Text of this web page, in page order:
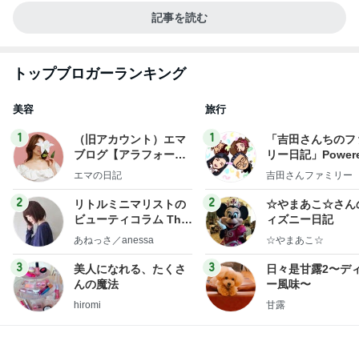
記事を読む
トップブロガーランキング
美容
1
（旧アカウント）エマ
ブログ【アラフォー会
社売却セカンドライ
エマの日記
2
リトルミニマリストの
ビューティコラム The
little minimalist's bea
あねっさ／anessa
3
美人になれる、たくさ
んの魔法
hiromi
旅行
1
「吉田さんちの
リー日記」
y Ameba 吉田さ
ログ
吉田さんファミリー
2
☆やまあこ☆さん
ィズニー日記
☆やまあこ☆
3
日々是甘露2〜デ
ー風味〜
甘露